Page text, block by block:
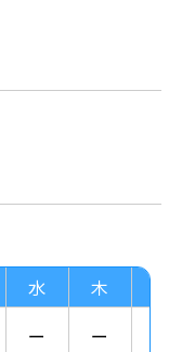
水 木
ー ー